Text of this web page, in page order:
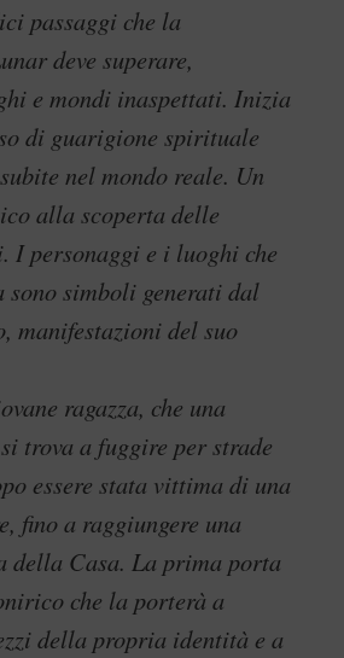
passaggi che la
deve superare,
e mondi inaspettati. Inizia
di guarigione spirituale
nel mondo reale. Un
alla scoperta delle
I personaggi e i luoghi che
sono simboli generati dal
manifestazioni del suo
ragazza, che una
trova a fuggire per strade
essere stata vittima di una
fino a raggiungere una
della Casa. La prima porta
che la porterà a
della propria identità e a